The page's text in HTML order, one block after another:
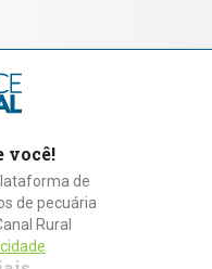
você!
de
de pecuária
Rural